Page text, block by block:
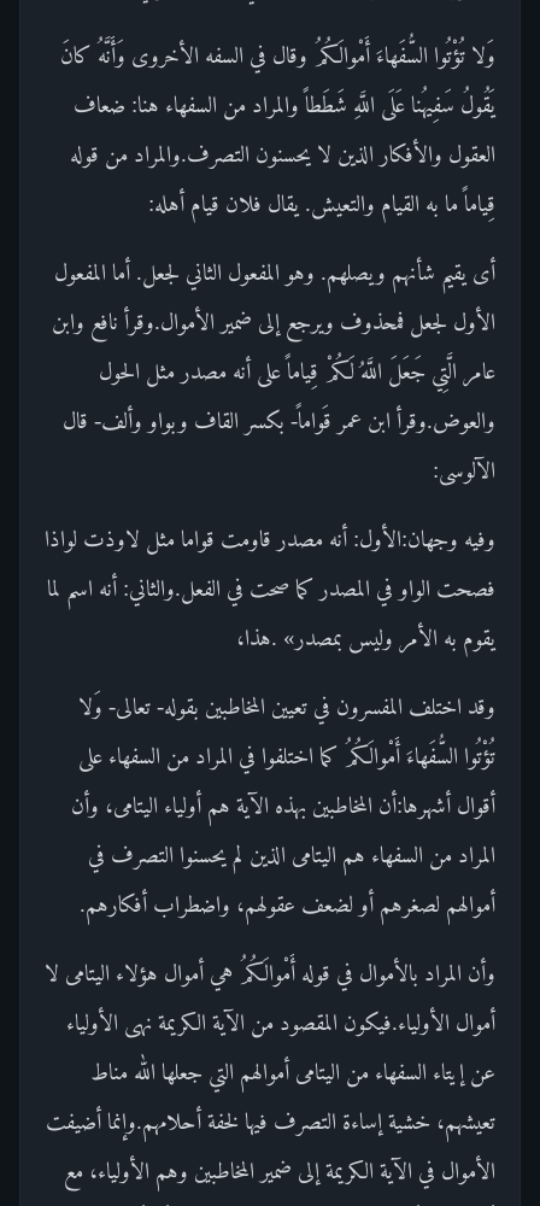
وَلا تُؤْتُوا السُّفَهاءَ أَمْوالَكُمُ وقال في السفه الأخروى وَأَنَّهُ كانَ
يَقُولُ سَفِيهُنا عَلَى اللَّهِ شَطَطاً والمراد من السفهاء هنا: ضعاف
العقول والأفكار الذين لا يحسنون التصرف.والمراد من قوله
قِياماً ما به القيام والتعيش. يقال فلان قيام أهله:
أى يقيم شأنهم ويصلهم. وهو المفعول الثاني لجعل. أما المفعول
الأول لجعل فمحذوف ويرجع إلى ضمير الأموال.وقرأ نافع وابن
عامر الَّتِي جَعَلَ اللَّهُ لَكُمْ قِياماً على أنه مصدر مثل الحول
والعوض.وقرأ ابن عمر قَواماً- بكسر القاف وبواو وألف- قال
الآلوسى:
وفيه وجهان:الأول: أنه مصدر قاومت قواما مثل لاوذت لواذا
فصحت الواو في المصدر كما صحت في الفعل.والثاني: أنه اسم لما
يقوم به الأمر وليس بمصدر» .هذا،
وقد اختلف المفسرون في تعيين المخاطبين بقوله- تعالى- وَلا
تُؤْتُوا السُّفَهاءَ أَمْوالَكُمُ كما اختلفوا في المراد من السفهاء على
أقوال أشهرها:أن المخاطبين بهذه الآية هم أولياء اليتامى، وأن
المراد من السفهاء هم اليتامى الذين لم يحسنوا التصرف في
أموالهم لصغرهم أو لضعف عقولهم، واضطراب أفكارهم.
وأن المراد بالأموال في قوله أَمْوالَكُمُ هي أموال هؤلاء اليتامى لا
أموال الأولياء.فيكون المقصود من الآية الكريمة نهى الأولياء
عن إيتاء السفهاء من اليتامى أموالهم التي جعلها الله مناط
تعيشهم، خشية إساءة التصرف فيها لخفة أحلامهم.وإنما أضيفت
الأموال في الآية الكريمة إلى ضمير المخاطبين وهم الأولياء، مع